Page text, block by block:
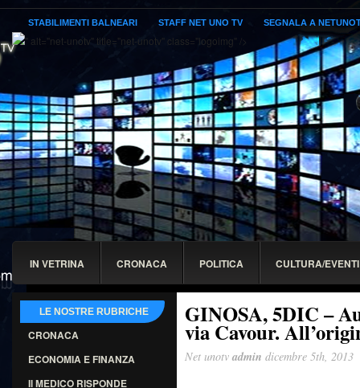
STABILIMENTI BALNEARI STAFF NET UNO TV SEGNALA A
" alt="net-unotv" title="net-unotv" class="logoimg" />
IN VETRINA CRONACA POLITICA CULTURA/EVENTI
LE NOSTRE RUBRICHE
CRONACA
ECONOMIA E FINANZA
Il MEDICO RISPONDE
GINOSA, 5DIC –
via Cavour.
Net unotv admin dicembre 5th, 2013